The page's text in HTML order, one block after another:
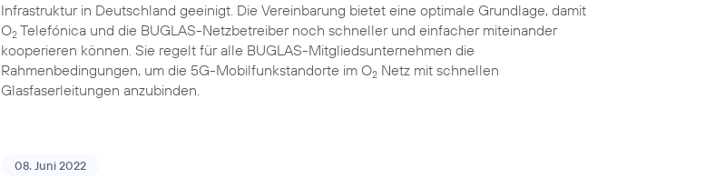
Infrastruktur in Deutschland geeinigt. Die Vereinbarung bietet eine optimale Grundlage, damit
O2 Telefónica und die BUGLAS-Netzbetreiber noch schneller und einfacher miteinander
kooperieren können. Sie regelt für alle BUGLAS-Mitgliedsunternehmen die
Rahmenbedingungen, um die 5G-Mobilfunkstandorte im O2 Netz mit schnellen
Glasfaserleitungen anzubinden.
08. Juni 2022